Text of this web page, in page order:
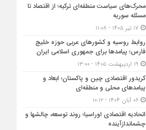
محرک‌های سیاست منطقه‌‎ای ترکیه؛ از اقتصاد تا
مسئله سوریه
روابط روسیه و کشورهای عربی حوزه خلیج
فارس؛ پیامدها برای جمهوری اسلامی ایران
کریدور اقتصادی چین و پاکستان؛ ابعاد و
پیامدهای محلی و منطقه‌ای
۰۶ آبان ۱۴۰۴ - ۱۰:۱۲
اتحادیه اقتصادی اوراسیا؛ روند توسعه، چالشها و
چشماندازآینده